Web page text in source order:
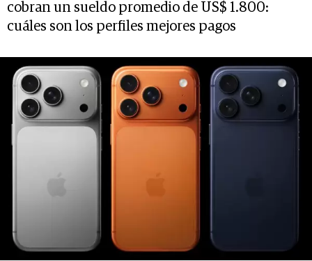
cobran un sueldo promedio de US$ 1.800:
cuáles son los perfiles mejores pagos